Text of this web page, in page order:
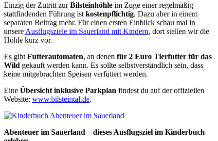
Einzig der Zutritt zurBilsteinhöhle im Zuge einer regelmäßig
stattfindenden Führung ist kostenpflichtig. Dazu aber in einem
separaten Beitrag mehr. Für einen ersten Einblick schau mal in
unsere Ausflugsziele im Sauerland mit Kindern, dort stellen wir die
Höhle kurz vor.
Es gibt Futterautomaten, an denen für 2 Euro Tierfutter für das
Wild gekauft werden kann. Es sollte selbstverständlich sein, dass
keine mitgebrachten Speisen verfüttert werden.
Eine Übersicht inklusive Parkplan findest du auf der offiziellen
Website: www.bilsteintal.de.
Abenteuer im Sauerland – dieses Ausflugsziel im Kinderbuch